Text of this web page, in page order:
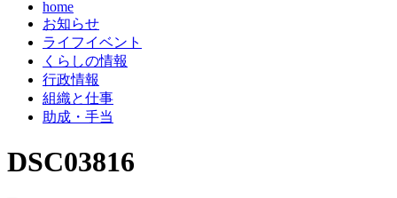
home
お知らせ
ライフイベント
くらしの情報
行政情報
組織と仕事
助成・手当
DSC03816